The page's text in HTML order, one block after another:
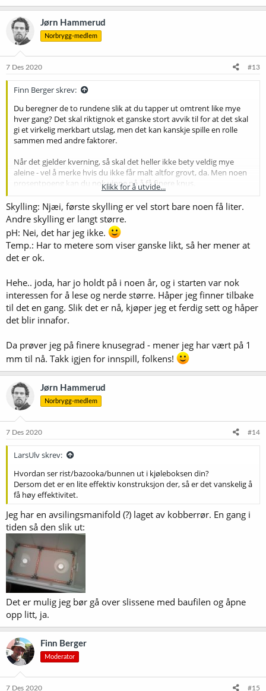
Jørn Hammerud
Norbrygg-medlem
7 Des 2020 #13
Finn Berger skrev:
Du beregner de to rundene slik at du tapper ut omtrent like mye
hver gang? Det skal riktignok et ganske stort avvik til for at det skal
gi et virkelig merkbart utslag, men det kan kanskje spille en rolle
sammen med andre faktorer.
Når det gjelder kverning, så skal det heller ikke bety veldig mye
aleine - vel å merke hvis du ikke får malt altfor grovt, da. Men noen
prosentpoeng kan du nok vinne på å få finere knus.
Har du styr på pH? Det er en faktor som også kan påvirke hvis du
mye off.
Sirkulering skal ikke spille noen rolle. Du skaffer deg bare mer søl og
en ekstra dings å vaske. Og så kan du få reinere vørter til kok, hvilket
er tilfredsstillende hvis du er estetisk engasjert i vørteren din
underveis.
Temperatur? Hvis termometeret ditt er av det eksentriske slaget
som foretrekker å gå sine egne veier og ignorere hva alle andre gjør,
kan det skape trøbbel.
Men du er jo en gammel bryggerrev, og har sikkert styr på det
meste. Så hvis noen enkeltfaktor kan forklare elendigheta, må det
kanskje være at du får en altfor grov knus. Batchsparging bør gi
80%+ når du brygger øl med en OG på 1.045-1.050 - og gjerne litt
mer hvis du veldig lite tap til meskekaret. Be dem knuse på 0,9 mm -
eller det som på deres kvern vil tilsvare 0,9 mm på ei
hjemmebryggerkvern.
Klikk for å utvide...
Skylling: Njæi, første skylling er vel stort bare noen få liter.
Andre skylling er langt større.
pH: Nei, det har jeg ikke.
Temp.: Har to metere som viser ganske likt, så her mener at
det er ok.
Hehe.. joda, har jo holdt på i noen år, og i starten var nok
interessen for å lese og nerde større. Håper jeg finner tilbake
til det en gang. Slik det er nå, kjøper jeg et ferdig sett og håper
det blir innafor.
Da prøver jeg på finere knusegrad - mener jeg har vært på 1
mm til nå. Takk igjen for innspill, folkens!
Jørn Hammerud
Norbrygg-medlem
7 Des 2020 #14
LarsUlv skrev:
Hvordan ser rist/bazooka/bunnen ut i kjøleboksen din?
Dersom det er en lite effektiv konstruksjon der, så er det vanskelig å
få høy effektivitet.
Jeg har en avsilingsmanifold (?) laget av kobberrør. En gang i
tiden så den slik ut:
Det er mulig jeg bør gå over slissene med baufilen og åpne
opp litt, ja.
Finn Berger
Moderator
7 Des 2020 #15